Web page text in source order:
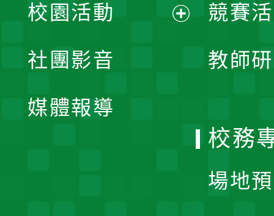
競賽
教師
開
校園活動
社團影音
媒體報導
校務
場地